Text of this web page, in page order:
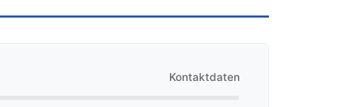
Kontaktdaten